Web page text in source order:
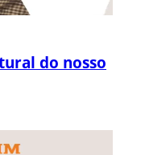
do nosso